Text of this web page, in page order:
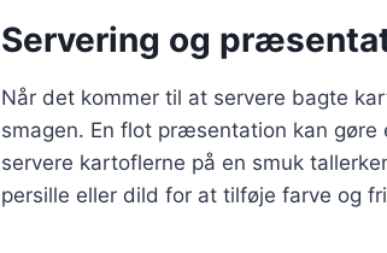
Servering og
Når det kommer til at servere bagte
smagen. En flot præsentation kan
servere kartoflerne på en smuk
persille eller dild for at tilføje farve og